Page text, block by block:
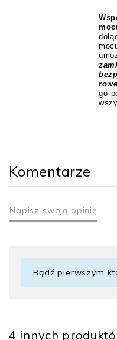
go
Komentarze
Napisz swoją opinię
Bądź pierwszym
4 innych